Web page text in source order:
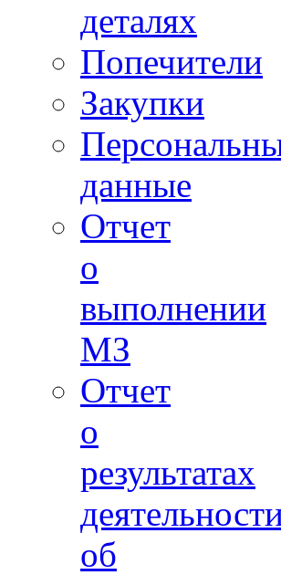
деталях
Попечители
Закупки
данные
Отчет
о
выполнении
МЗ
Отчет
о
результатах
об